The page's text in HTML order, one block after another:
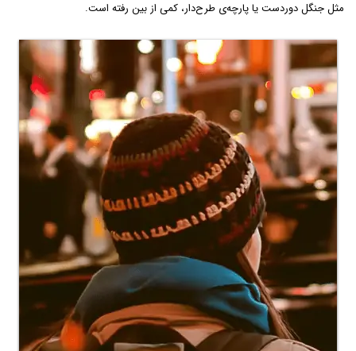
مثل جنگل دوردست یا پارچه‌ی طرح‌دار، کمی از بین رفته است.